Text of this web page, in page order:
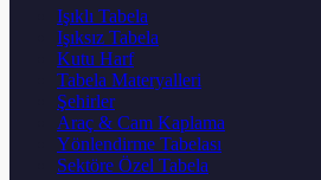
Işıklı Tabela
Işıksız Tabela
Kutu Harf
Tabela Materyalleri
Şehirler
Araç & Cam Kaplama
Yönlendirme Tabelası
Sektöre Özel Tabela